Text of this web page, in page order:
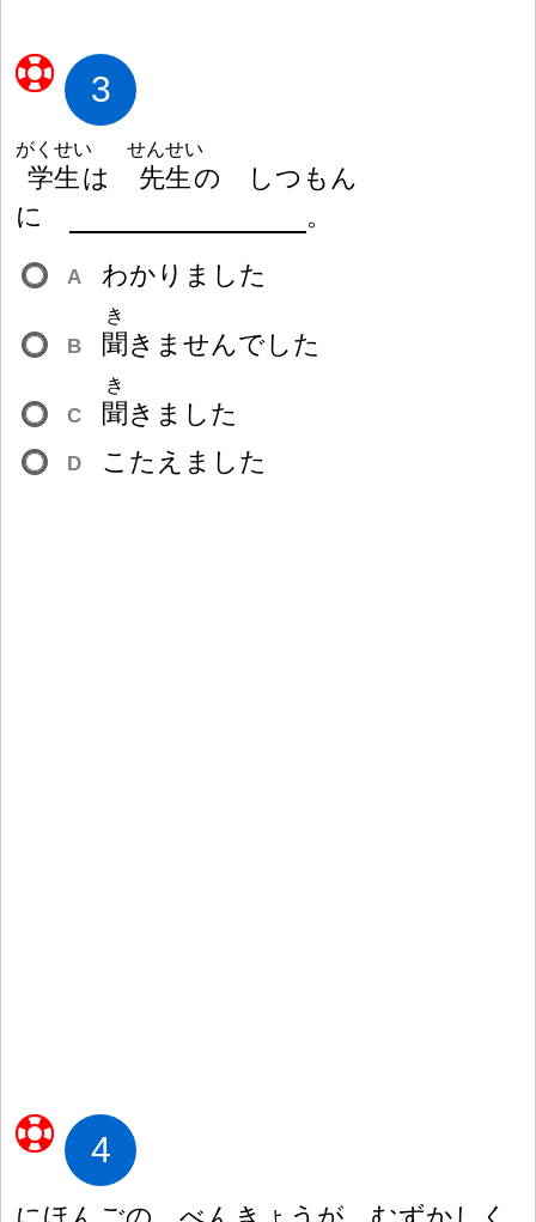
3
学生
がくせい
は 先生
せんせい
の しつもん
に
。
A わかりました
B 聞
き
きませんでした
C 聞
き
きました
D こたえました
4